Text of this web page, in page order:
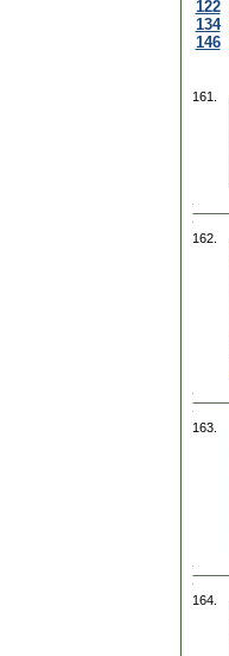
122
134
146
161.
162.
163.
164.